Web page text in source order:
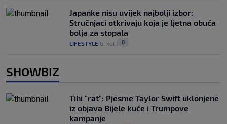
Japanke nisu uvijek najbolji izbor:
Stručnjaci otkrivaju koja je ljetna obuća
bolja za stopala
LIFESTYLE 6. kol. 0
SHOWBIZ
Tihi "rat": Pjesme Taylor Swift uklonjene
iz objava Bijele kuće i Trumpove
kampanje